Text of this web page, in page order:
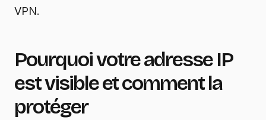
VPN.
Pourquoi votre adresse IP
est visible et comment la
protéger